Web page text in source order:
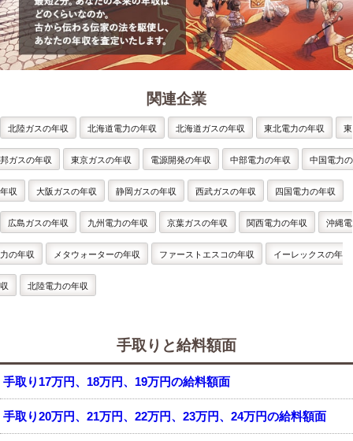
関連企業
北陸ガスの年収 北海道電力の年収 北海道ガスの年収 東北電力の年収 東
邦ガスの年収 東京ガスの年収 電源開発の年収 中部電力の年収 中国電力の
年収 大阪ガスの年収 静岡ガスの年収 西武ガスの年収 四国電力の年収
広島ガスの年収 九州電力の年収 京葉ガスの年収 関西電力の年収 沖縄電
力の年収 メタウォーターの年収 ファーストエスコの年収 イーレックスの年
収 北陸電力の年収
手取りと給料額面
手取り17万円、18万円、19万円の給料額面
手取り20万円、21万円、22万円、23万円、24万円の給料額面